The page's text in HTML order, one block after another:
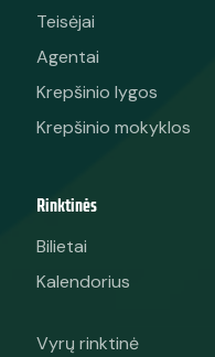
Teisėjai
Agentai
Krepšinio lygos
Krepšinio mokyklos
Rinktinės
Bilietai
Kalendorius
Vyrų rinktinė